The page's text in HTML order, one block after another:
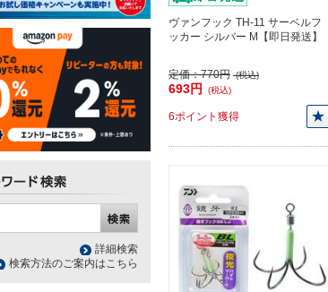
ヴァンフック TH-11 サーベルフ
ッカー シルバー M【即日発送】
定価：770円 (税込)
693円 (税込)
6ポイント獲得
詳細検索
検索方法のご案内はこちら